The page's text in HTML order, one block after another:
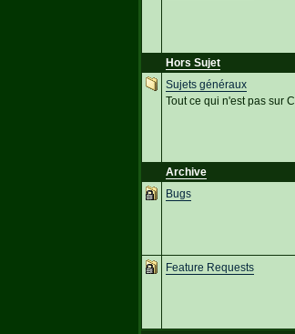
Hors Sujet
Sujets généraux
Tout ce qui n'est pas sur
Archive
Bugs
Feature Requests